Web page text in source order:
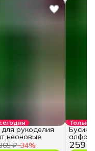
₽−34%
рукоделия
неоновые
Только
259 ₽